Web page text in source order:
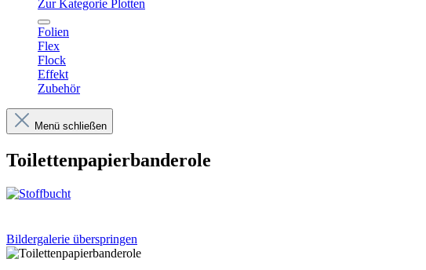
Zur Kategorie Plotten
Folien
Flex
Flock
Effekt
Zubehör
Menü schließen
Toilettenpapierbanderole
Bildergalerie überspringen